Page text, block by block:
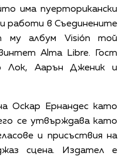
има пуерторикански
работи в Съединените
му албум Visión той
Alma Libre. Гост
Лок, Аарън Дженик и
Оскар Ернандес като
се утвърждава като
и присъствия на
сцена. Издател е